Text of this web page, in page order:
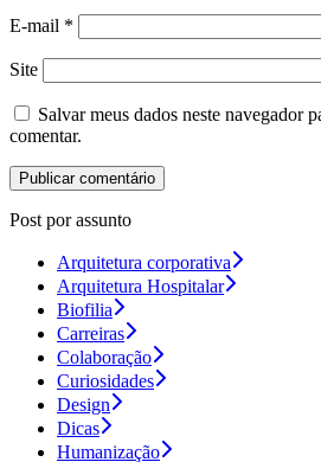
E-mail *
Site
Salvar meus dados neste navegador
comentar.
Post por assunto
Arquitetura corporativa
Arquitetura Hospitalar
Biofilia
Carreiras
Colaboração
Curiosidades
Design
Dicas
Humanização